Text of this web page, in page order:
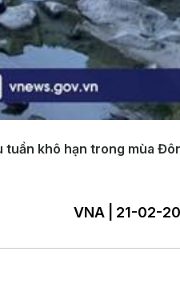
tuần khô hạn trong mùa
VNA | 21-02-